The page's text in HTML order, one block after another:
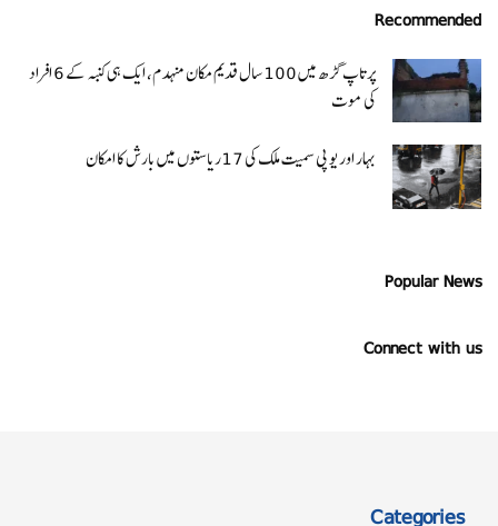
Recommended
پرتاپ گڑھ میں 100 سال قدیم مکان منہدم، ایک ہی کنبہ کے 6 افراد
کی موت
بہار اور یو پی سمیت ملک کی 17ریاستوں میں بارش کا امکان
Popular News
Connect with us
Categories